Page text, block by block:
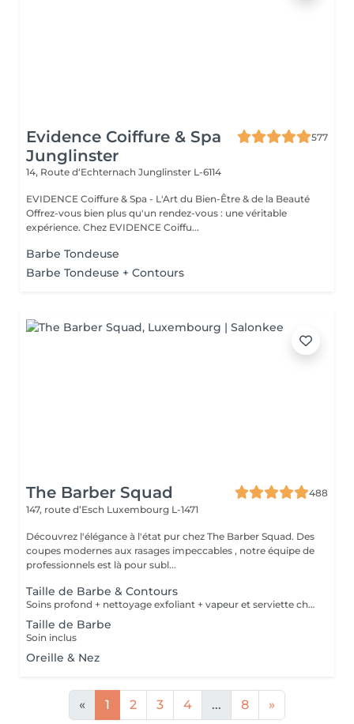
Evidence Coiffure & Spa
Junglinster
577
14, Route d‘Echternach Junglinster L-6114
EVIDENCE Coiffure & Spa - L'Art du Bien-Être & de la Beauté
Offrez-vous bien plus qu'un rendez-vous : une véritable
expérience. Chez EVIDENCE Coiffu...
Barbe Tondeuse
Barbe Tondeuse + Contours
The Barber Squad
488
147, route d’Esch Luxembourg L-1471
Découvrez l'élégance à l'état pur chez The Barber Squad. Des
coupes modernes aux rasages impeccables , notre équipe de
professionnels est là pour subl...
Taille de Barbe & Contours
Soins profond + nettoyage exfoliant + vapeur et serviette chaude/froide
Taille de Barbe
Soin inclus
Oreille & Nez
« 1 2 3 4 ... 8 »